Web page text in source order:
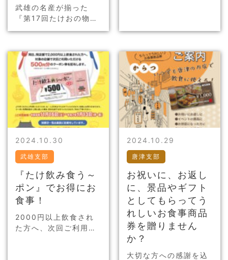
武雄の名産が揃った
『第17回たけおの物産
（日）に開催です♪ 皆
様のお越しをお待ちし
ております。
2024.10.30
武雄支部
『たけ飲み食う～
ポン』でお得にお
食事！
2000円以上飲食され
た方へ、次回ご利用い
2024.10.29
唐津支部
お祝いに、お返し
に、景品やギフト
としてもらってう
れしいお食事商品
券を贈りません
か？
大切な方への感謝を込